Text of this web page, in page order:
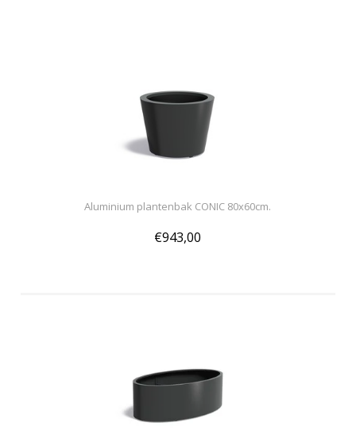
Aluminium plantenbak CONIC 80x60cm.
€943,00